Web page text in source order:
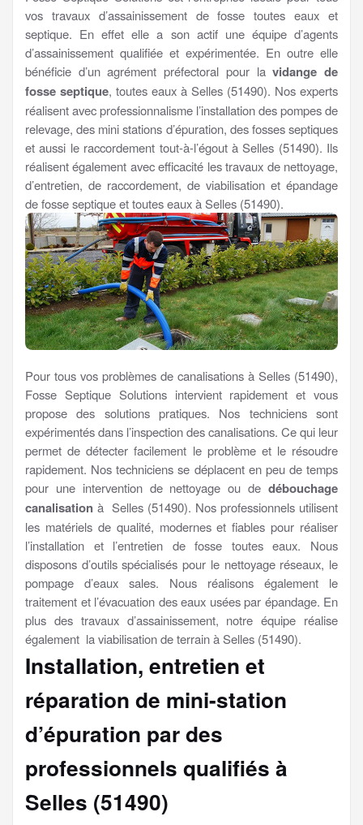
vos travaux d’assainissement de fosse toutes eaux et
septique. En effet elle a son actif une équipe d’agents
d’assainissement qualifiée et expérimentée. En outre elle
bénéficie d’un agrément préfectoral pour lavidange de
fosse septique, toutes eaux à Selles (51490). Nos experts
réalisent avec professionnalisme l’installation des pompes de
relevage, des mini stations d’épuration, des fosses septiques
et aussi le raccordement tout-à-l’égout à Selles (51490). Ils
réalisent également avec efficacité les travaux de nettoyage,
d’entretien, de raccordement, de viabilisation et épandage
de fosse septique et toutes eaux à Selles (51490).
Pour tous vos problèmes de canalisations à Selles (51490),
Fosse Septique Solutions intervient rapidement et vous
propose des solutions pratiques. Nos techniciens sont
expérimentés dans l’inspection des canalisations. Ce qui leur
permet de détecter facilement le problème et le résoudre
rapidement. Nos techniciens se déplacent en peu de temps
pour une intervention de nettoyage ou de débouchage
canalisation à Selles (51490). Nos professionnels utilisent
les matériels de qualité, modernes et fiables pour réaliser
l’installation et l’entretien de fosse toutes eaux. Nous
disposons d’outils spécialisés pour le nettoyage réseaux, le
pompage d’eaux sales. Nous réalisons également le
traitement et l’évacuation des eaux usées par épandage. En
plus des travaux d’assainissement, notre équipe réalise
également la viabilisation de terrain à Selles (51490).
Installation, entretien et
réparation de mini-station
d’épuration par des
professionnels qualifiés à
Selles (51490)